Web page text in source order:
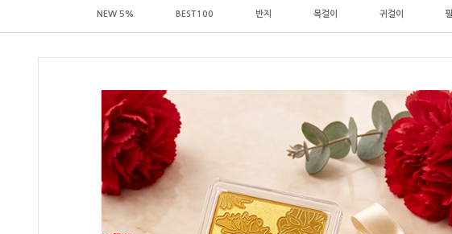
NEW 5% BEST100 반지 목걸이 귀걸이